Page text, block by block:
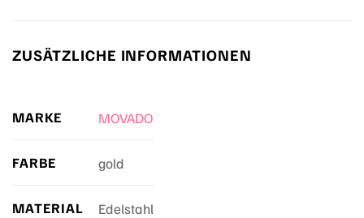
ZUSÄTZLICHE INFORMATIONEN
MARKE MOVADO
FARBE gold
MATERIAL Edelstahl